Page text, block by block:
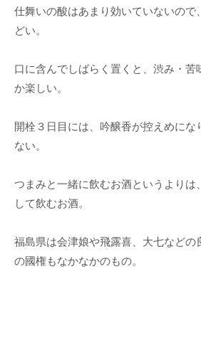
仕舞いの酸はあまり効いていないので
どい。
口に含んでしばらく置くと、渋み・苦
か楽しい。
開栓３日目には、吟醸香が控えめにな
ない。
つまみと一緒に飲むお酒というよりは
して飲むお酒。
福島県は会津娘や飛露喜、大七などの
の國権もなかなかのもの。